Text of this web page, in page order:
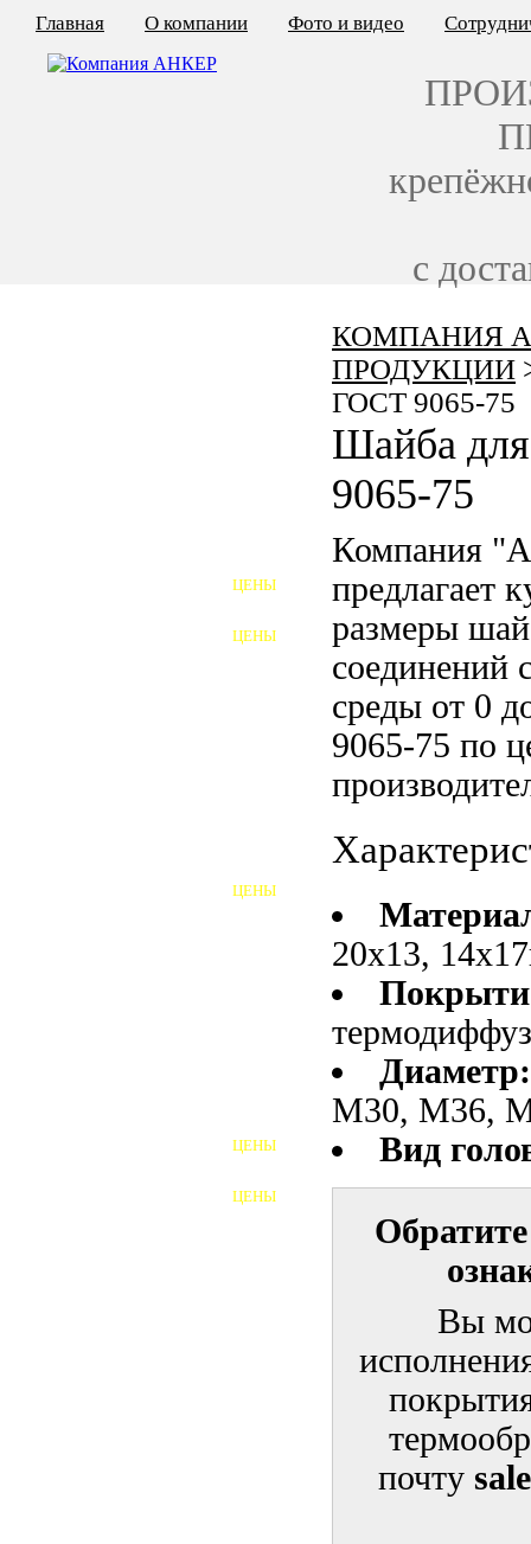
КОМПАНИЯ
ПРОДУКЦИИ
ГОСТ 9065-75
Шайба
9065-75
Компания
предлагает
размеры
соединений
среды от 0
9065-75 по
20х13,
Диаметр:
М30, М36,
Вид
Вы
почту
ЦЕНЫ
ЦЕНЫ
ШАЙБЫ ФУНДАМЕНТНЫЕ
ЦЕНЫ
ЦЕНЫ
ЦЕНЫ
Главная О компании Фото и видео
с